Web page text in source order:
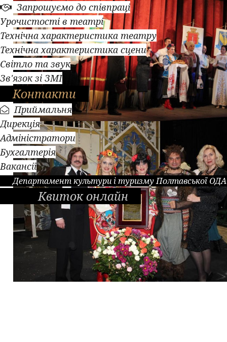
Запрошуємо до співпраці
Урочистості в театрі
Технічна характеристика театру
Технічна характеристика сцени
Світло та звук
Зв'язок зі ЗМІ
Контакти
Приймальня
Дирекція
Адміністратори
Бухгалтерія
Вакансії
Департамент культури і туризму Полтавської ОДА
Квиток онлайн